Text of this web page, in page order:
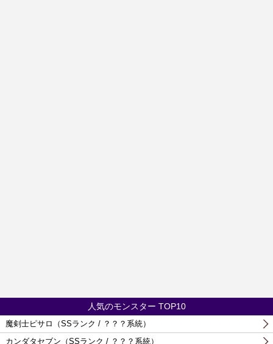
人気のモンスター TOP10
魔剣士ピサロ（SSランク / ？？？系統）
カンダタセブン（SSランク / ？？？系統）